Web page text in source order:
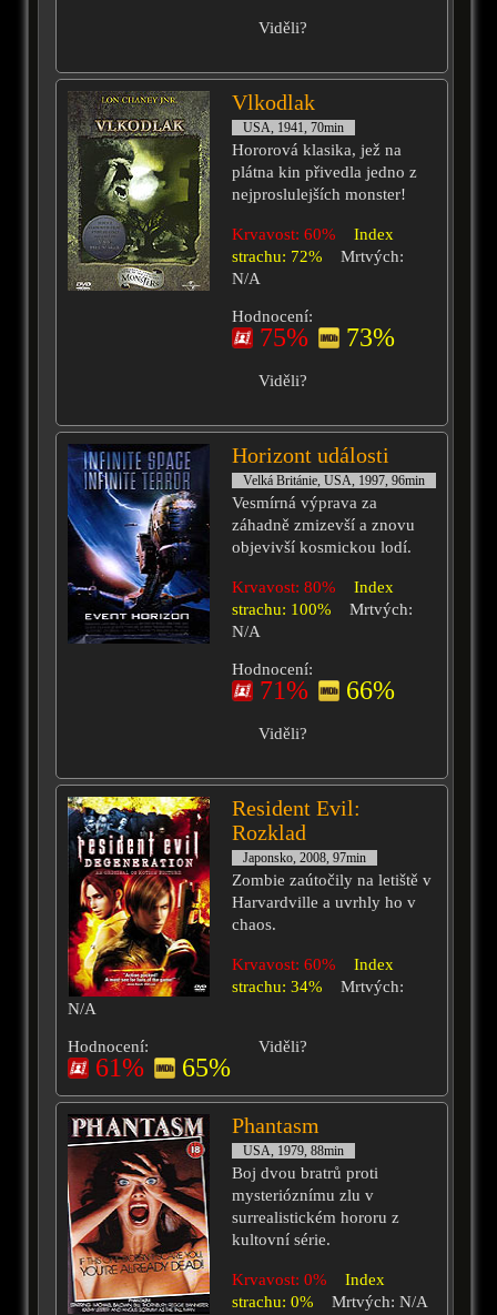
Viděli?
Vlkodlak
USA, 1941, 70min
Hororová klasika, jež na
plátna kin přivedla jedno z
nejproslulejších monster!
Krvavost: 60%
Index
strachu: 72%
Mrtvých:
N/A
Hodnocení:
75% 73%
Viděli?
Horizont události
Velká Británie, USA, 1997, 96min
Vesmírná výprava za
záhadně zmizevší a znovu
objevivší kosmickou lodí.
Krvavost: 80%
Index
strachu: 100%
Mrtvých:
N/A
Hodnocení:
71% 66%
Viděli?
Resident Evil:
Rozklad
Japonsko, 2008, 97min
Zombie zaútočily na letiště v
Harvardville a uvrhly ho v
chaos.
Krvavost: 60%
Index
strachu: 34%
Mrtvých:
N/A
Hodnocení:
61% 65%
Viděli?
Phantasm
USA, 1979, 88min
Boj dvou bratrů proti
mysterióznímu zlu v
surrealistickém hororu z
kultovní série.
Krvavost: 0%
Index
strachu: 0%
Mrtvých: N/A